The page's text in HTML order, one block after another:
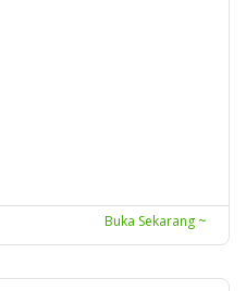
Buka Sekarang ~